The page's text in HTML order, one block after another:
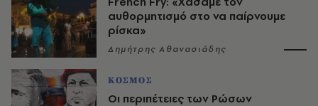
αυθορμητισμό στο να παίρνουμε
ρίσκα»
Δημήτρης Αθανασιάδης
ΚΟΣΜΟΣ
Οι περιπέτειες των Ρώσων